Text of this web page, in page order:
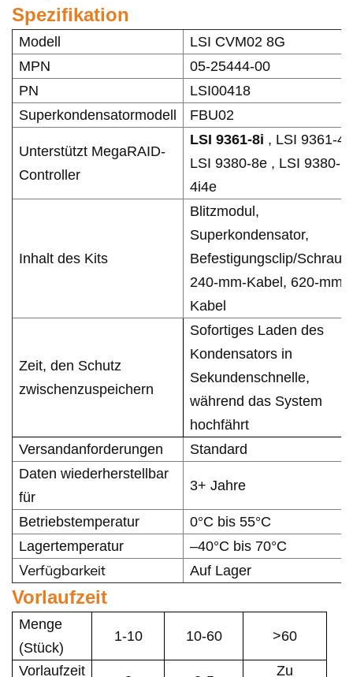
Spezifikation
Modell
LSI CVM02 8G
MPN
05-25444-00
PN
LSI00418
Superkondensatormodell
FBU02
Unterstützt MegaRAID-
Controller
LSI 9361-8i , LSI 9361-4i
LSI 9380-8e , LSI 9380-
4i4e
Inhalt des Kits
Blitzmodul,
Superkondensator,
Befestigungsclip/
240-mm-Kabel, 620-mm-
Kabel
Zeit, den Schutz
zwischenzuspeichern
Sofortiges Laden des
Kondensators in
Sekundenschnelle,
während das System
hochfährt
Versandanforderungen
Standard
Daten wiederherstellbar
für
3+ Jahre
Betriebstemperatur
0°C bis 55°C
Lagertemperatur
–40°C bis 70°C
Verfügbarkeit Auf Lager
Vorlaufzeit
Menge
(Stück)
1-10 10-60 >60
Vorlaufzeit Zu